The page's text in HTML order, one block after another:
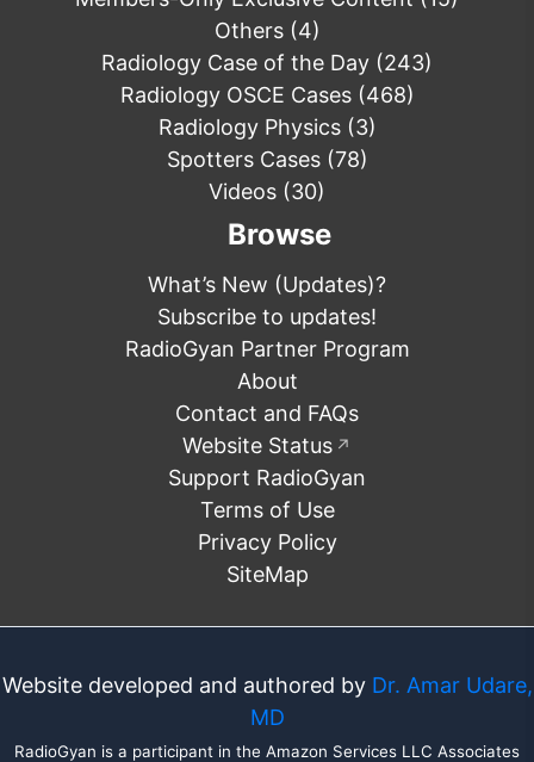
Others(4)
Radiology Case of the Day (243)
Radiology OSCE Cases(468)
Radiology Physics(3)
Spotters Cases(78)
Videos (30)
Browse
What’s New (Updates)?
Subscribe to updates!
RadioGyan Partner Program
About
Contact and FAQs
Website Status ↗
Support RadioGyan
Terms of Use
Privacy Policy
SiteMap
Website developed and authored by Dr. Amar Udare,
MD
RadioGyan is a participant in the Amazon Services LLC Associates